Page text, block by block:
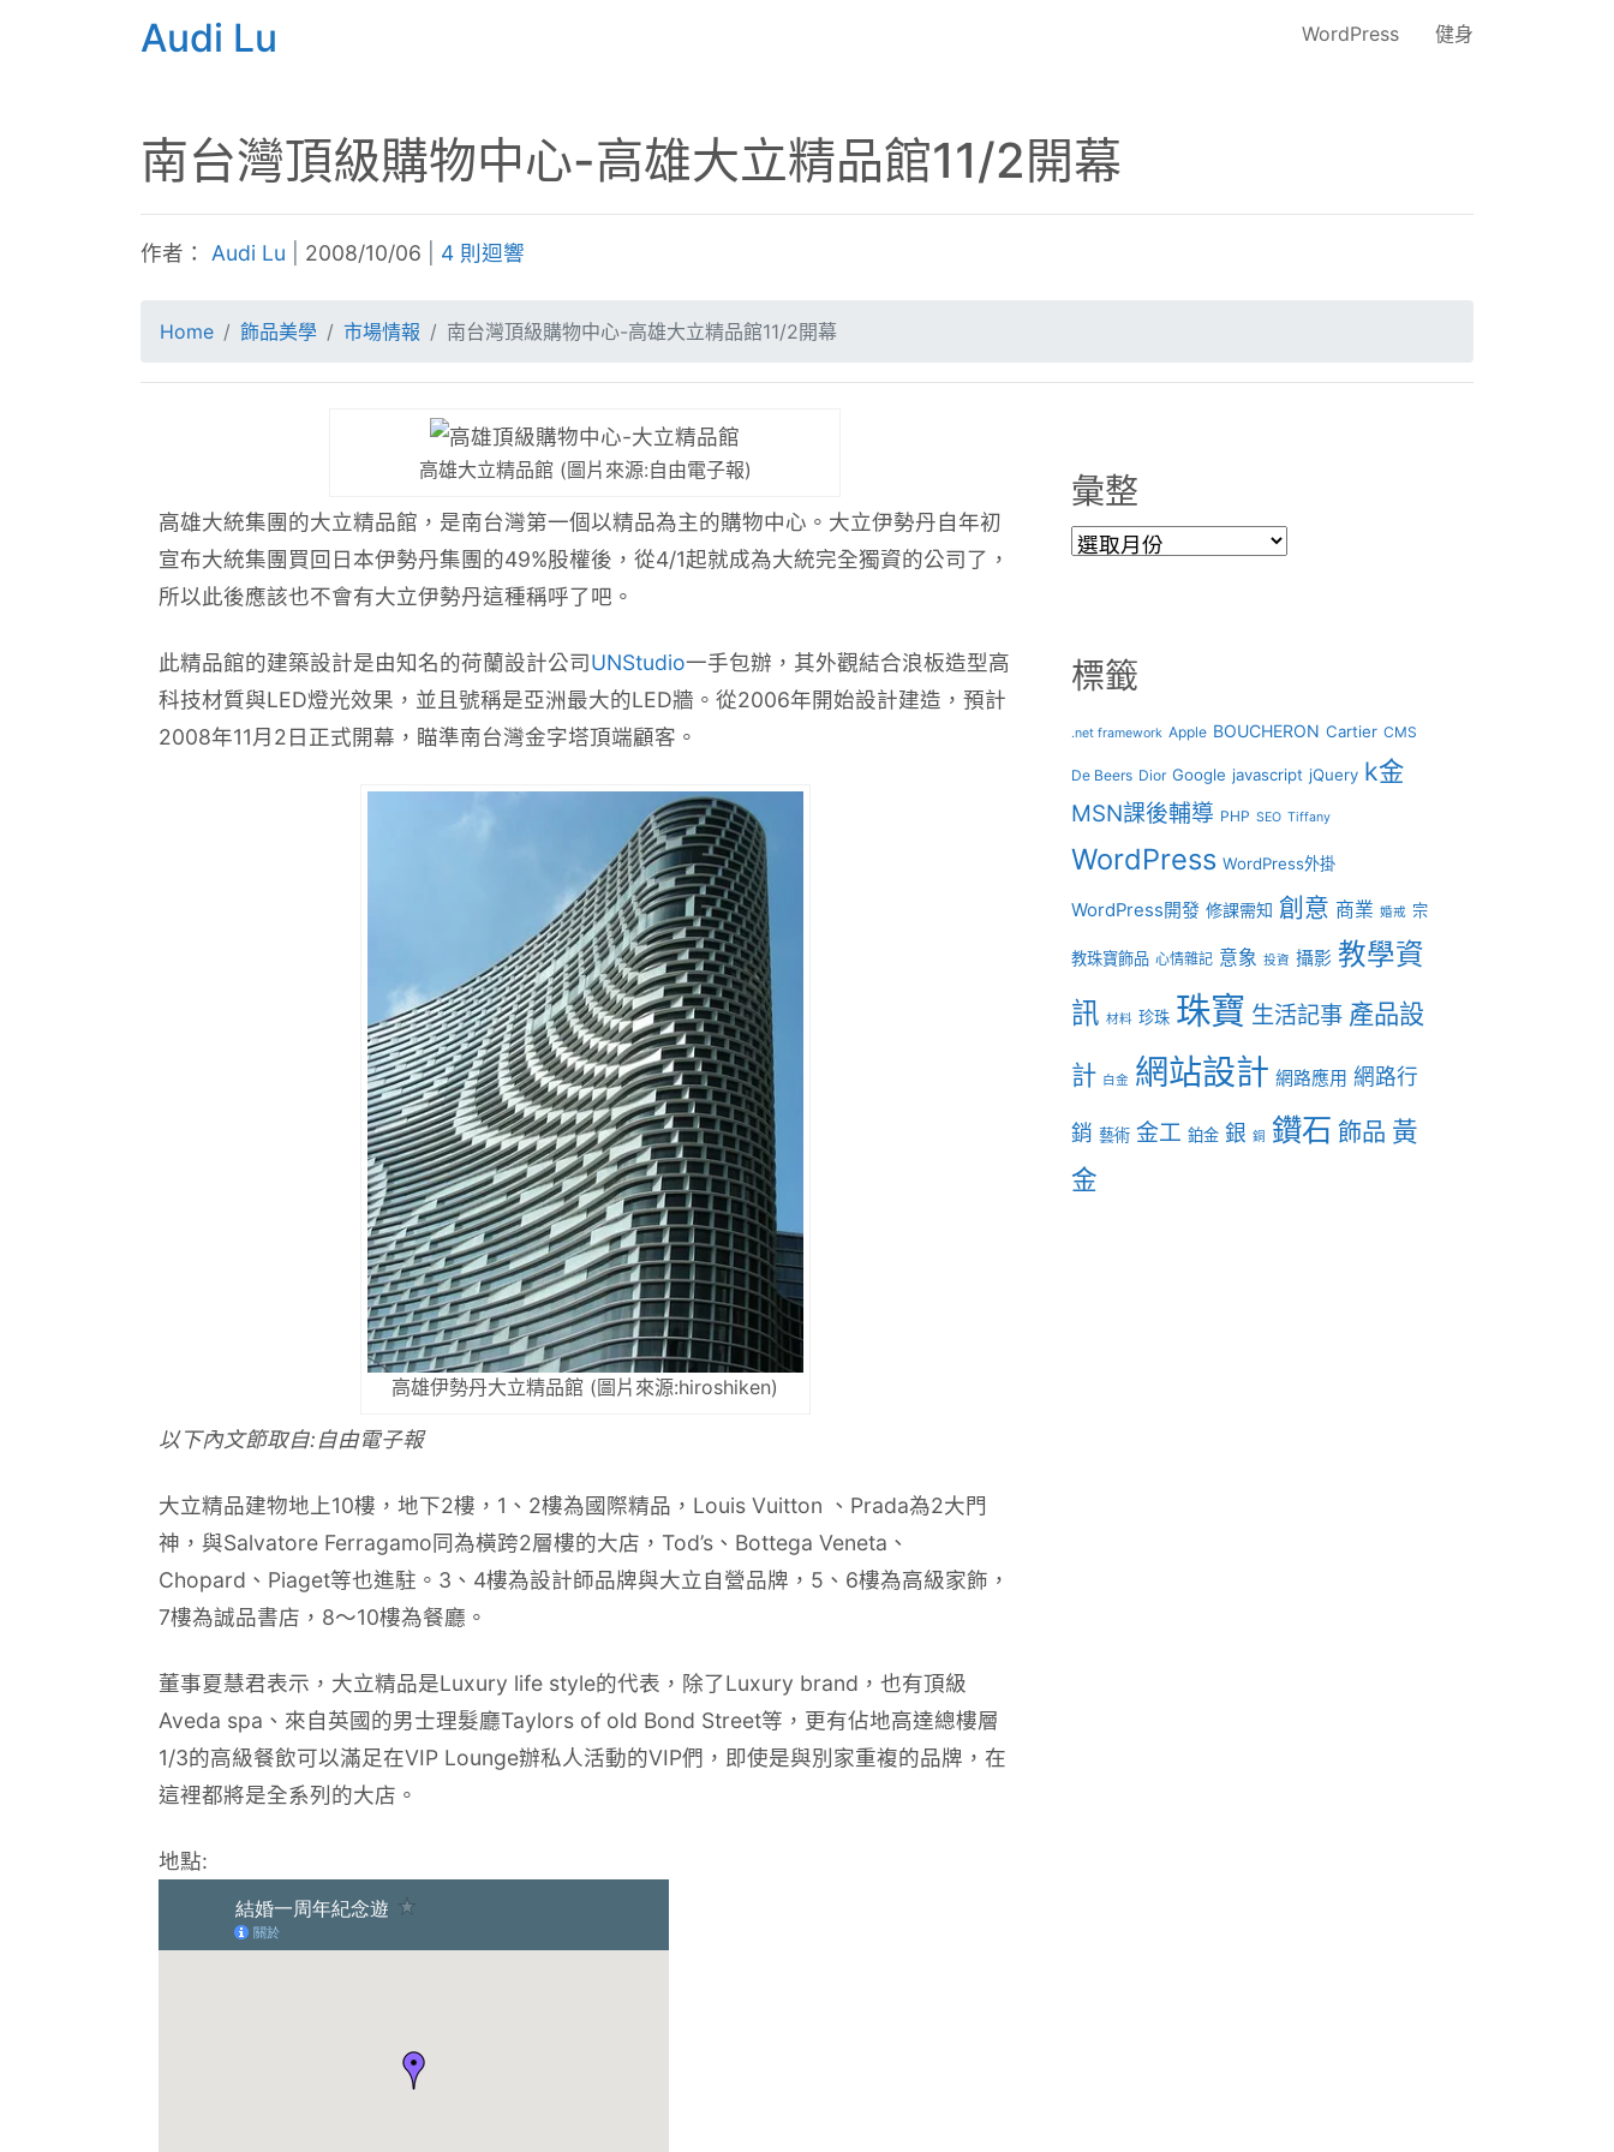
Audi Lu WordPress 健身
南台灣頂級購物中心-高雄大立精品館11/2開幕
作者： Audi Lu 2008/10/06 4 則迴響
Home 飾品美學 市場情報 南台灣頂級購物中心-高雄大立精品館11/2開幕
高雄大立精品館 (圖片來源:自由電子報)
高雄大統集團的大立精品館， 是南台灣第一個以精品為主的購物中心。大立伊勢丹自年初
宣布大統集團買回日本伊勢丹集團的49%股權後，從4/1起就成為大統完全獨資的公司了，
所以此後應該也不會有大立伊勢丹這種稱呼了吧。
此精品館的建築設計是由知名的荷蘭設計公司UNStudio一手包辦，其外觀結合浪板造型高
科技材質與LED燈光效果，並且號稱是亞洲最大的LED牆。 從2006年開始設計建造，預計
2008年11月2日正式開幕，瞄準南台灣金字塔頂端顧客。
高雄伊勢丹大立精品館 (圖片來源:hiroshiken)
以下內文節取自:自由電子報
大立精品建物地上10樓，地下2樓，1、2樓為國際精品，Louis Vuitton 、Prada為2大門
神，與Salvatore Ferragamo同為橫跨2層樓的大店，Tod’s、Bottega Veneta、
Chopard、Piaget等也進駐。3、4樓為設計師品牌與大立自營品牌，5、6樓為高級家飾，
7樓為誠品書店，8～10樓為餐廳。
董事夏慧君表示，大立精品是Luxury life style的代表，除了Luxury brand，也有頂級
Aveda spa、來自英國的男士理髮廳Taylors of old Bond Street等，更有佔地高達總樓層
1/3的高級餐飲可以滿足在VIP Lounge辦私人活動的VIP們，即使是與別家重複的品牌，在
這裡都將是全系列的大店。
地點:
彙整
彙
標籤
.net framework Apple BOUCHERON Cartier CMS
De Beers Dior Google javascript jQuery k金
MSN課後輔導 PHP SEO Tiffany
WordPress WordPress外掛
WordPress開發 修課需知 創意 商業 婚戒 宗
教珠寶飾品 心情雜記 意象 投資 攝影 教學資
訊 材料 珍珠 珠寶 生活記事 產品設
計 白金 網站設計 網路應用 網路行
銷 藝術 金工 鉑金 銀 銅 鑽石 飾品 黃
金